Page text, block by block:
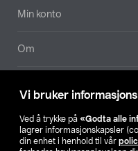
Vi bruker
Ved å trykke på «Godta alle
lagrer informasjonskapsler
din enhet i henhold til vår
Min konto
Om
Våre selskaper